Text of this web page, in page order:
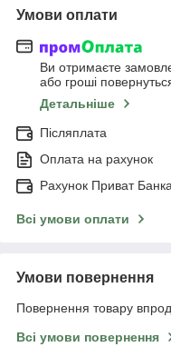
Умови оплати
Ви отримаєте
або гроші
Детальніше
Післяплата
Оплата на рахунок
Рахунок Приват
Всі умови оплати
Умови повернення
Повернення товару
Всі умови повернення